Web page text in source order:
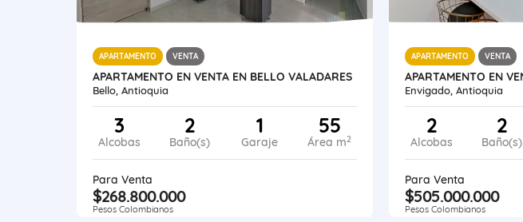
APARTAMENTO VENTA
APARTAMENTO EN VENTA EN BELLO VALADARES
Bello, Antioquia
3
Alcobas
2
Baño(s)
1
Garaje
55
Área m2
Para Venta
$268.800.000
Pesos Colombianos
APARTAMENTO VENTA
Envigado, Antioquia
2
Alcobas
2
Baño(s)
Para Venta
$505.000.000
Pesos Colombianos